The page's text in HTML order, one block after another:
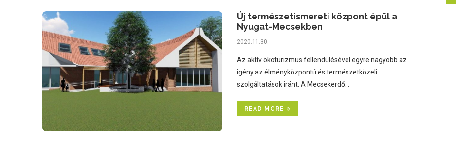
Új természetismereti központ épül a
Nyugat-Mecsekben
2020.11.30.
Az aktív ökoturizmus fellendülésével egyre nagyobb az
igény az élményközpontú és természetközeli
szolgáltatások iránt. A Mecsekerdő…
READ MORE